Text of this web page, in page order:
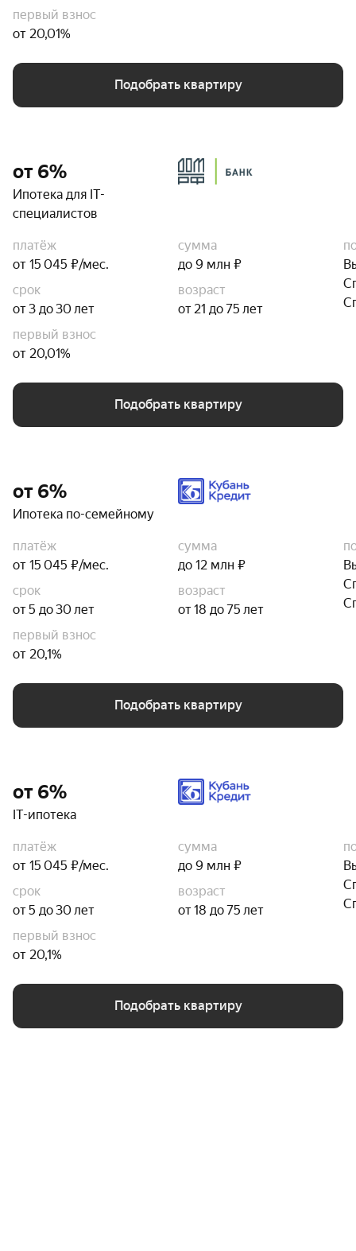
первый взнос
от 20,01%
Подобрать квартиру
от 6%
Ипотека для IT-
специалистов
платёж
от 15 045 ₽/мес.
сумма
до 9 млн ₽
срок
от 3 до 30 лет
возраст
от 21 до 75 лет
первый взнос
от 20,01%
Подобрать квартиру
от 6%
Ипотека по-семейному
платёж
от 15 045 ₽/мес.
сумма
до 12 млн ₽
срок
от 5 до 30 лет
возраст
от 18 до 75 лет
первый взнос
от 20,1%
Подобрать квартиру
от 6%
IT-ипотека
платёж
от 15 045 ₽/мес.
сумма
до 9 млн ₽
срок
от 5 до 30 лет
возраст
от 18 до 75 лет
первый взнос
от 20,1%
Подобрать квартиру